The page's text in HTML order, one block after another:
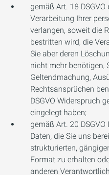
gemäß Art. 18
Verarbeitung Ihrer
verlangen, soweit die
bestritten wird, die
Sie aber deren
nicht mehr benötigen,
Geltendmachung,
Rechtsansprüchen
DSGVO Widerspruch
eingelegt haben;
gemäß Art. 20
Daten, die Sie uns
strukturierten,
Format zu erhalten
anderen